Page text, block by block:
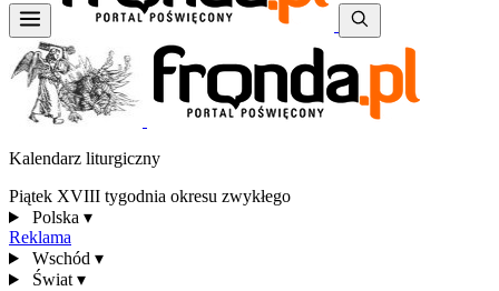
Kalendarz liturgiczny
Piątek XVIII tygodnia okresu zwykłego
Polska ▾
Reklama
Wschód ▾
Świat ▾